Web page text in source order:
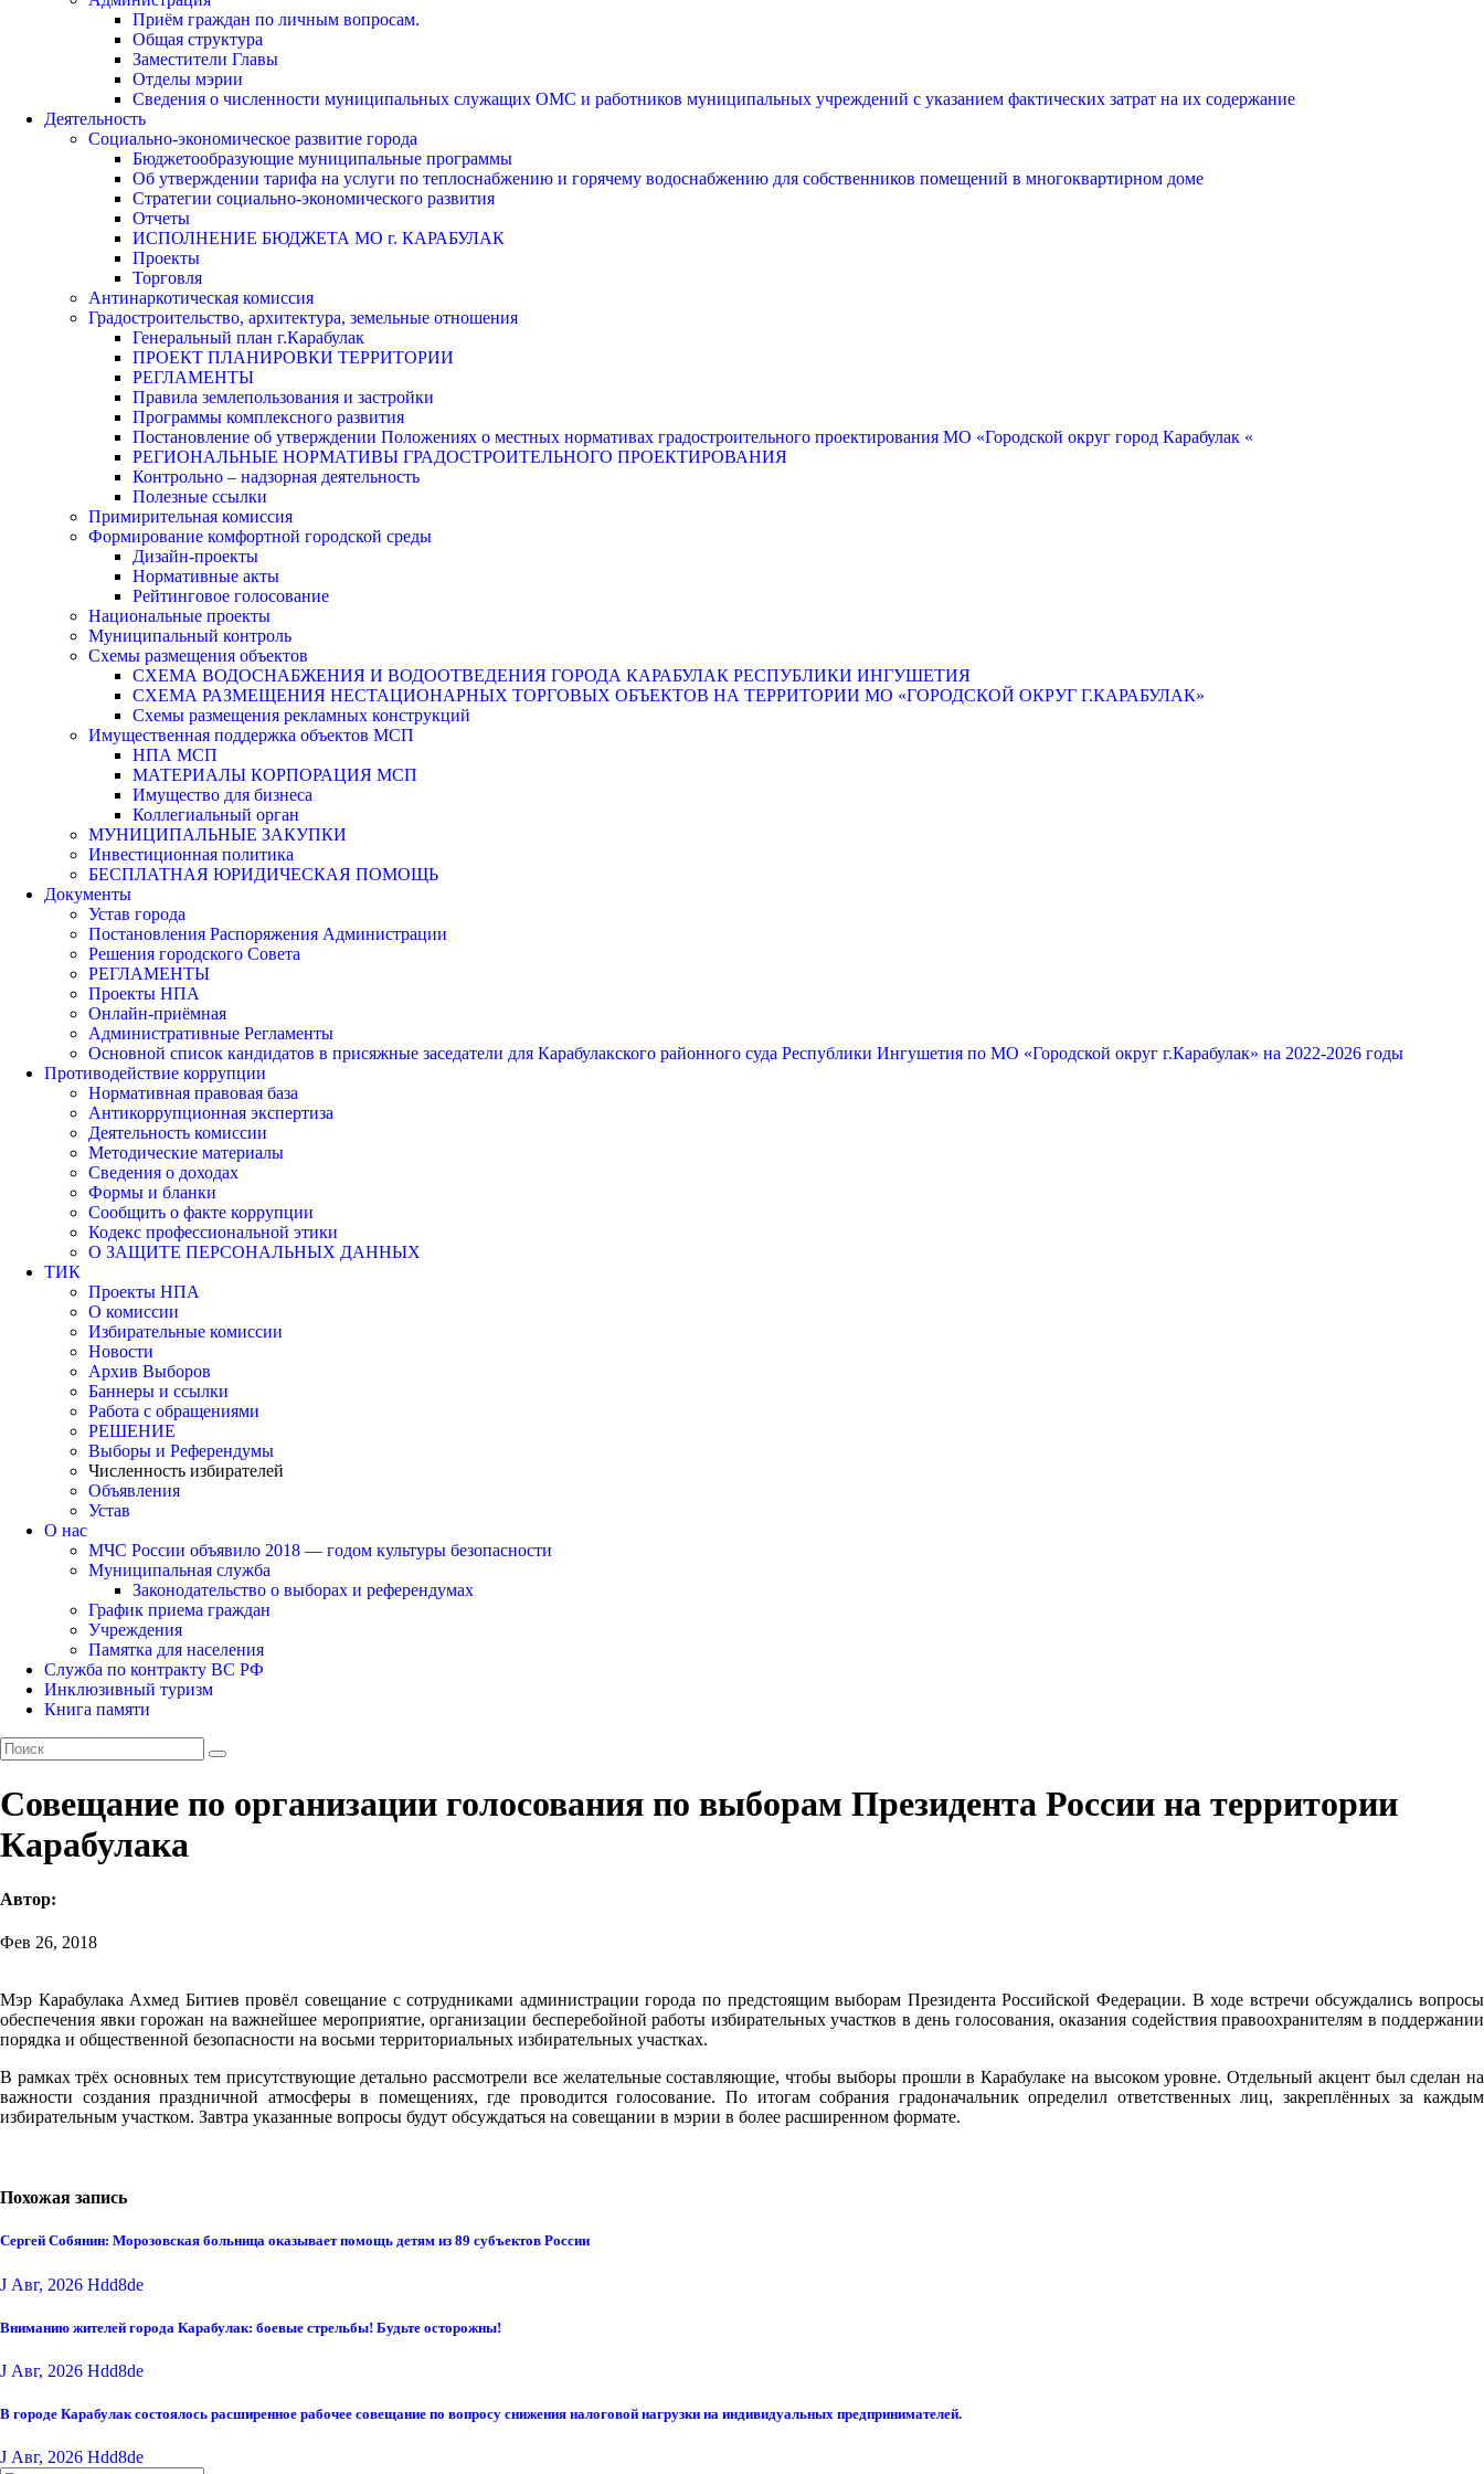
Приём граждан по личным вопросам.
Общая структура
Заместители Главы
Отделы мэрии
Сведения о численности муниципальных служащих ОМС и работников муниципальных учреждений с указанием фактических затрат на их содержание
Деятельность
Социально-экономическое развитие города
Бюджетообразующие муниципальные программы
Об утверждении тарифа на услуги по теплоснабжению и горячему водоснабжению для собственников помещений в многоквартирном доме
Стратегии социально-экономического развития
Отчеты
ИСПОЛНЕНИЕ БЮДЖЕТА МО г. КАРАБУЛАК
Проекты
Торговля
Антинаркотическая комиссия
Градостроительство, архитектура, земельные отношения
Генеральный план г.Карабулак
ПРОЕКТ ПЛАНИРОВКИ ТЕРРИТОРИИ
РЕГЛАМЕНТЫ
Правила землепользования и застройки
Программы комплексного развития
Постановление об утверждении Положениях о местных нормативах градостроительного проектирования МО «Городской округ город Карабулак «
РЕГИОНАЛЬНЫЕ НОРМАТИВЫ ГРАДОСТРОИТЕЛЬНОГО ПРОЕКТИРОВАНИЯ
Контрольно – надзорная деятельность
Полезные ссылки
Примирительная комиссия
Формирование комфортной городской среды
Дизайн-проекты
Нормативные акты
Рейтинговое голосование
Национальные проекты
Муниципальный контроль
Схемы размещения объектов
СХЕМА ВОДОСНАБЖЕНИЯ И ВОДООТВЕДЕНИЯ ГОРОДА КАРАБУЛАК РЕСПУБЛИКИ ИНГУШЕТИЯ
СХЕМА РАЗМЕЩЕНИЯ НЕСТАЦИОНАРНЫХ ТОРГОВЫХ ОБЪЕКТОВ НА ТЕРРИТОРИИ МО «ГОРОДСКОЙ ОКРУГ Г.КАРАБУЛАК»
Схемы размещения рекламных конструкций
Имущественная поддержка объектов МСП
НПА МСП
МАТЕРИАЛЫ КОРПОРАЦИЯ МСП
Имущество для бизнеса
Коллегиальный орган
МУНИЦИПАЛЬНЫЕ ЗАКУПКИ
Инвестиционная политика
БЕСПЛАТНАЯ ЮРИДИЧЕСКАЯ ПОМОЩЬ
Документы
Устав города
Постановления Распоряжения Администрации
Решения городского Совета
РЕГЛАМЕНТЫ
Проекты НПА
Онлайн-приёмная
Административные Регламенты
Основной список кандидатов в присяжные заседатели для Карабулакского районного суда Республики Ингушетия по МО «Городской округ г.Карабулак» на 2022-2026 годы
Противодействие коррупции
Нормативная правовая база
Антикоррупционная экспертиза
Деятельность комиссии
Методические материалы
Сведения о доходах
Формы и бланки
Сообщить о факте коррупции
Кодекс профессиональной этики
О ЗАЩИТЕ ПЕРСОНАЛЬНЫХ ДАННЫХ
ТИК
Проекты НПА
О комиссии
Избирательные комиссии
Новости
Архив Выборов
Баннеры и ссылки
Работа с обращениями
РЕШЕНИЕ
Выборы и Референдумы
Численность избирателей
Объявления
Устав
О нас
МЧС России объявило 2018 — годом культуры безопасности
Муниципальная служба
Законодательство о выборах и референдумах
График приема граждан
Учреждения
Памятка для населения
Служба по контракту ВС РФ
Инклюзивный туризм
Книга памяти
Совещание по организации голосования по выборам Президента России на территории
Карабулака
Автор:
Фев 26, 2018
Мэр Карабулака Ахмед Битиев провёл совещание с сотрудниками администрации города по предстоящим выборам Президента Российской Федерации. В ходе встречи обсуждались вопросы
обеспечения явки горожан на важнейшее мероприятие, организации бесперебойной работы избирательных участков в день голосования, оказания содействия правоохранителям в поддержании
порядка и общественной безопасности на восьми территориальных избирательных участках.
В рамках трёх основных тем присутствующие детально рассмотрели все желательные составляющие, чтобы выборы прошли в Карабулаке на высоком уровне. Отдельный акцент был сделан на
важности создания праздничной атмосферы в помещениях, где проводится голосование. По итогам собрания градоначальник определил ответственных лиц, закреплённых за каждым
избирательным участком. Завтра указанные вопросы будут обсуждаться на совещании в мэрии в более расширенном формате.
Похожая запись
Сергей Собянин: Морозовская больница оказывает помощь детям из 89 субъектов России
J Авг, 2026 Hdd8de
Вниманию жителей города Карабулак: боевые стрельбы! Будьте осторожны!
J Авг, 2026 Hdd8de
В городе Карабулак состоялось расширенное рабочее совещание по вопросу снижения налоговой нагрузки на индивидуальных предпринимателей.
J Авг, 2026 Hdd8de